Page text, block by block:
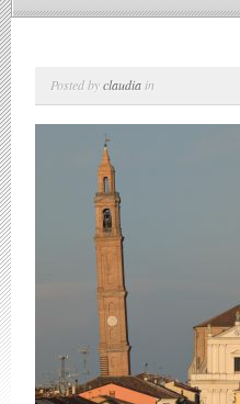
Posted byclaudia in